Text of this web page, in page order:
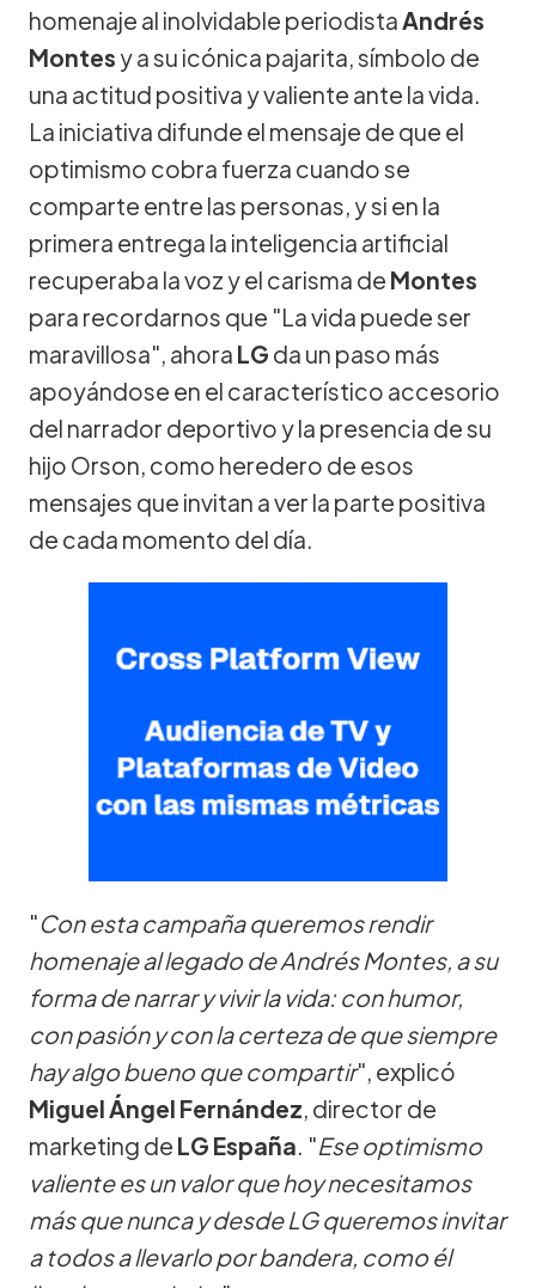
homenaje al inolvidable periodista Andrés
Montes y a su icónica pajarita, símbolo de
una actitud positiva y valiente ante la vida.
La iniciativa difunde el mensaje de que el
optimismo cobra fuerza cuando se
comparte entre las personas, y si en la
primera entrega la inteligencia artificial
recuperaba la voz y el carisma de Montes
para recordarnos que "La vida puede ser
maravillosa", ahora LG da un paso más
apoyándose en el característico accesorio
del narrador deportivo y la presencia de su
hijo Orson, como heredero de esos
mensajes que invitan a ver la parte positiva
de cada momento del día.
"Con esta campaña queremos rendir
homenaje al legado de Andrés Montes, a su
forma de narrar y vivir la vida: con humor,
con pasión y con la certeza de que siempre
hay algo bueno que compartir", explicó
Miguel Ángel Fernández, director de
marketing de LG España. "Ese optimismo
valiente es un valor que hoy necesitamos
más que nunca y desde LG queremos invitar
a todos a llevarlo por bandera, como él